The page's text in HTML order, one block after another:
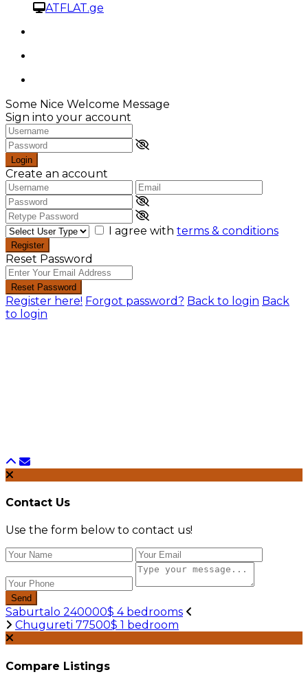
ATFLAT.ge
Some Nice Welcome Message
Sign into your account
Login
Create an account
I agree with terms & conditions
Register
Reset Password
Reset Password
Register here! Forgot password? Back to login Back
to login
Contact Us
Use the form below to contact us!
Send
Saburtalo 240000$ 4 bedrooms
Chugureti 77500$ 1 bedroom
Compare Listings